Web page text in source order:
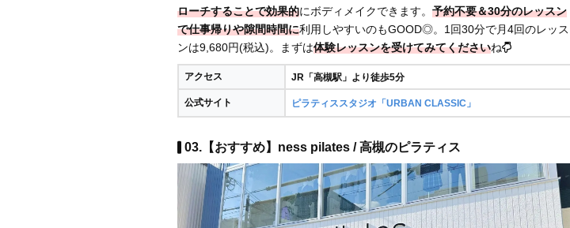
ローチすることで効果的にボディメイクできます。 予約不要＆30分のレッスン
で仕事帰りや隙間時間に利用しやすいのもGOOD◎。1回30分で月4回のレッス
ンは9,680円(税込)。まずは体験レッスンを受けてみてくださいね
アクセス JR「高槻駅」より徒歩5分
公式サイト ピラティススタジオ「URBAN CLASSIC」
03.【おすすめ】ness pilates / 高槻のピラティス